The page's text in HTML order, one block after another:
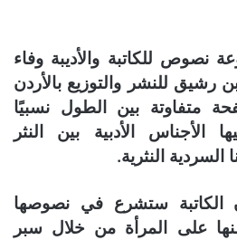
نصوص للكاتبة والأديبة وفاء
رشيق للنشر والتوزيع بالأردن
(173) صفحة متفاوتة بين الطول نسبيًا
الأجناس الأدبية بين النثر
السردية النثرية.
الكاتبة ستشرع في نصوصها
على المرأة من خلال سبر